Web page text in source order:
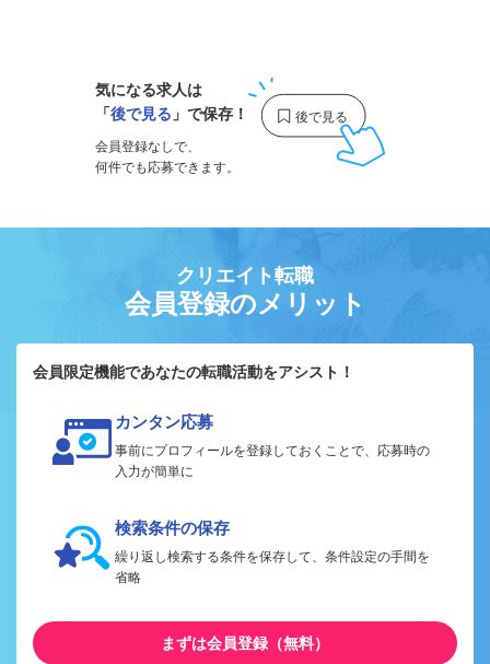
気になる求人は
「後で見る 」で保存！
会員登録なしで、
何件でも応募できます。
クリエイト転職
会員登録のメリット
会員限定機能であなたの転職活動をアシスト！
カンタン応募
事前にプロフィールを登録しておくことで、応募時の
入力が簡単に
検索条件の保存
繰り返し検索する条件を保存して、条件設定の手間を
省略
まずは会員登録（無料）